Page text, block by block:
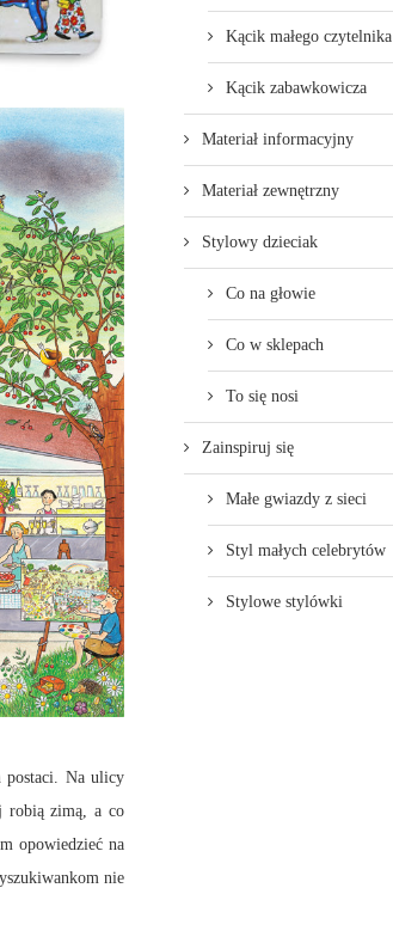
postaci. Na ulicy
robią zimą, a co
opowiedzieć na
nie
Kącik małego czytelnika
Kącik zabawkowicza
Materiał informacyjny
Materiał zewnętrzny
Stylowy dzieciak
Co na głowie
Co w sklepach
To się nosi
Zainspiruj się
Małe gwiazdy z sieci
Styl małych celebrytów
Stylowe stylówki